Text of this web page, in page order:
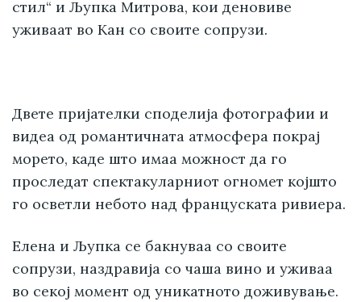
стил“ и Љупка Митрова, кои деновиве
уживаат во Кан со своите сопрузи.
Двете пријателки споделија фотографии и
видеа од романтичната атмосфера покрај
морето, каде што имаа можност да го
проследат спектакуларниот огномет којшто
го осветли небото над француската ривиера.
Елена и Љупка се бакнуваа со своите
сопрузи, наздравија со чаша вино и уживаа
во секој момент од уникатното доживување.